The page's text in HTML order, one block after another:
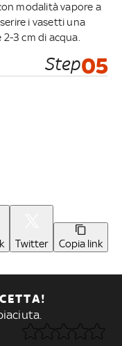
modalità vapore a
i vasetti una
3 cm di acqua.
Step05
Twitter Copia link